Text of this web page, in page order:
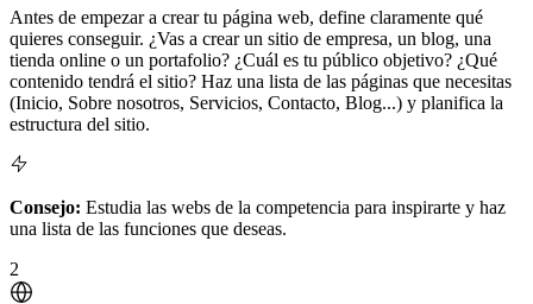
Antes de empezar a crear tu página web, define claramente qué
quieres conseguir. ¿Vas a crear un sitio de empresa, un blog, una
tienda online o un portafolio? ¿Cuál es tu público objetivo? ¿Qué
contenido tendrá el sitio? Haz una lista de las páginas que necesitas
(Inicio, Sobre nosotros, Servicios, Contacto, Blog...) y planifica la
estructura del sitio.
Consejo: Estudia las webs de la competencia para inspirarte y haz
una lista de las funciones que deseas.
2